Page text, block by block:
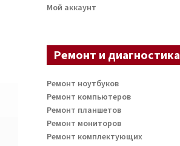
Мой аккаунт
Ремонт и диагностика
Ремонт ноутбуков
Ремонт компьютеров
Ремонт планшетов
Ремонт мониторов
Ремонт комплектующих